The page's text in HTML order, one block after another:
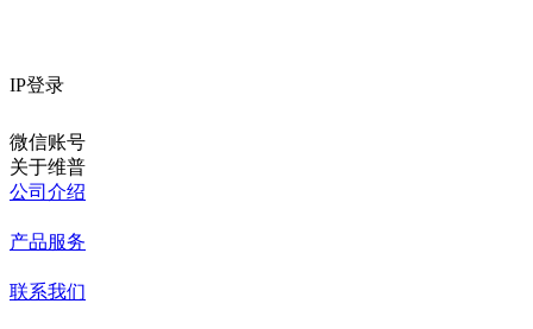
IP登录
微信账号
关于维普
公司介绍
产品服务
联系我们